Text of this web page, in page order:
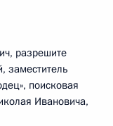
разрешите
заместитель
поисковая
Ивановича,